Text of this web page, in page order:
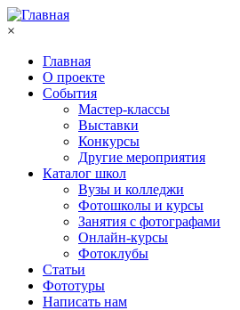
Перейти к основному содержанию
×
Главная
О проекте
События
Мастер-классы
Выставки
Конкурсы
Другие мероприятия
Каталог школ
Вузы и колледжи
Фотошколы и курсы
Занятия с фотографами
Онлайн-курсы
Фотоклубы
Статьи
Фототуры
Написать нам